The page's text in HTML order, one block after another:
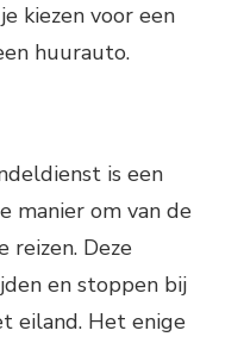
kiezen voor een
huurauto.
is een
manier om van de
reizen. Deze
en stoppen bij
eiland. Het enige